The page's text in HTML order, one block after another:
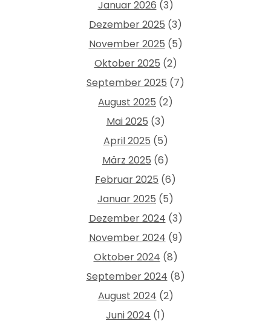
Januar 2026 (3)
Dezember 2025 (3)
November 2025 (5)
Oktober 2025 (2)
September 2025 (7)
August 2025 (2)
Mai 2025 (3)
April 2025 (5)
März 2025 (6)
Februar 2025 (6)
Januar 2025 (5)
Dezember 2024 (3)
November 2024 (9)
Oktober 2024 (8)
September 2024 (8)
August 2024 (2)
Juni 2024 (1)